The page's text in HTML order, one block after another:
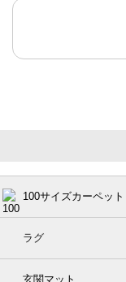
100サイズカーペット
ラグ